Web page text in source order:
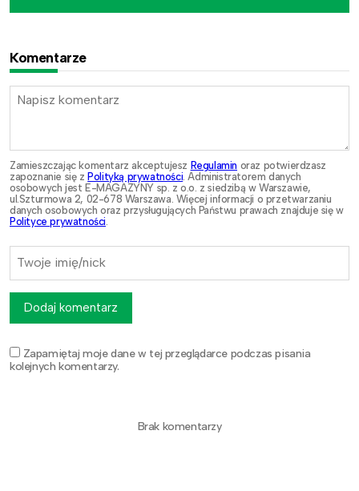
Komentarze
Zamieszczając komentarz akceptujesz Regulamin oraz potwierdzasz
zapoznanie się zPolityką prywatności . Administratorem danych
osobowych jest E-MAGAZYNY sp. z o.o. z siedzibą w Warszawie,
ul.Szturmowa 2, 02-678 Warszawa. Więcej informacji o przetwarzaniu
danych osobowych oraz przysługujących Państwu prawach znajduje się w
Polityce prywatności
Zapamiętaj moje dane w tej przeglądarce podczas pisania
kolejnych komentarzy.
Dodaj komentarz
Brak komentarzy